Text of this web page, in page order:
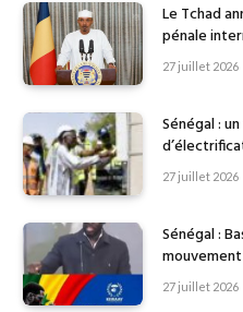
Le Tchad
pénale
27 juillet 2026
Sénégal :
27 juillet 2026
Sénégal :
27 juillet 2026